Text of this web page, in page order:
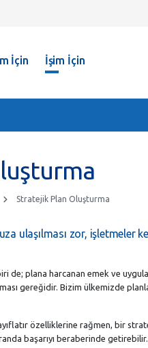
İçin İşim İçin
Stratejik Plan Oluşturma
ulaşılması zor, işletmeler
de; plana harcanan emek ve
gereğidir. Bizim ülkemizde
özelliklerine rağmen, bir
başarıyı beraberinde